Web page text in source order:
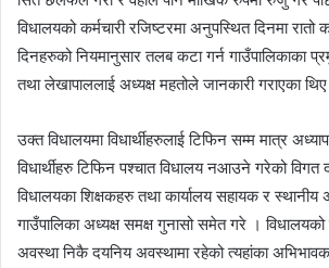
विधालयको कर्मचारी रजिष्टरमा अनुपस्थित दिनमा
दिनहरुको नियमानुसार तलब कटा गर्न गाउँपालिकाका
तथा लेखापाललाई अध्यक्ष महतोले जानकारी गराएका
उक्त विधालयमा विधार्थीहरुलाई टिफिन सम्म मात्र
विधार्थीहरु टिफिन पश्चात विधालय नआउने गरेको विगत
विधालयका शिक्षकहरु तथा कार्यालय सहायक र
गाउँपालिका अध्यक्ष समक्ष गुनासो समेत गरे ।
अवस्था निकै दयनिय अवस्थामा रहेको त्यहांका